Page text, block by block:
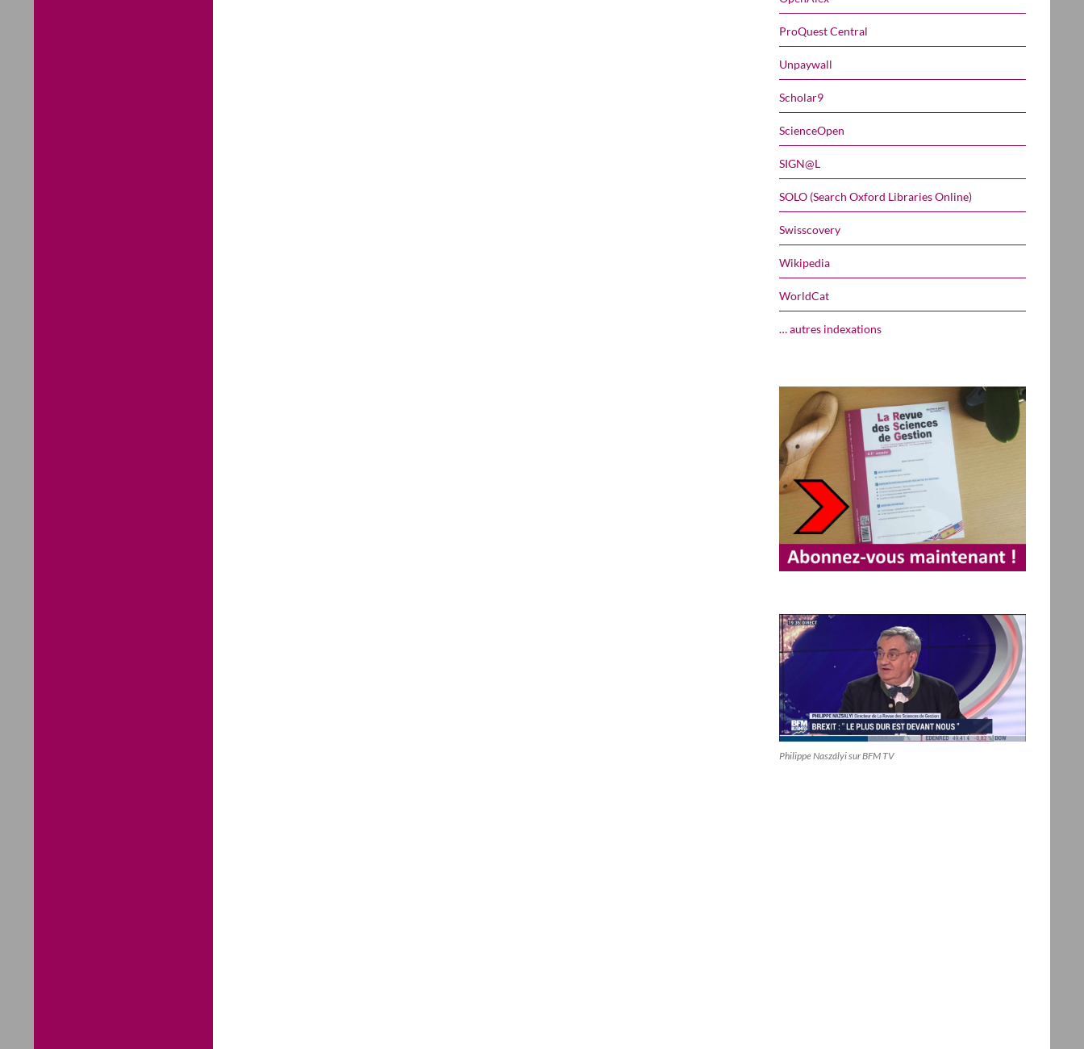
ProQuest Central
Unpaywall
Scholar9
ScienceOpen
SIGN@L
SOLO (Search Oxford Libraries Online)
Swisscovery
Wikipedia
WorldCat
… autres indexations
Philippe Naszályi sur BFM TV